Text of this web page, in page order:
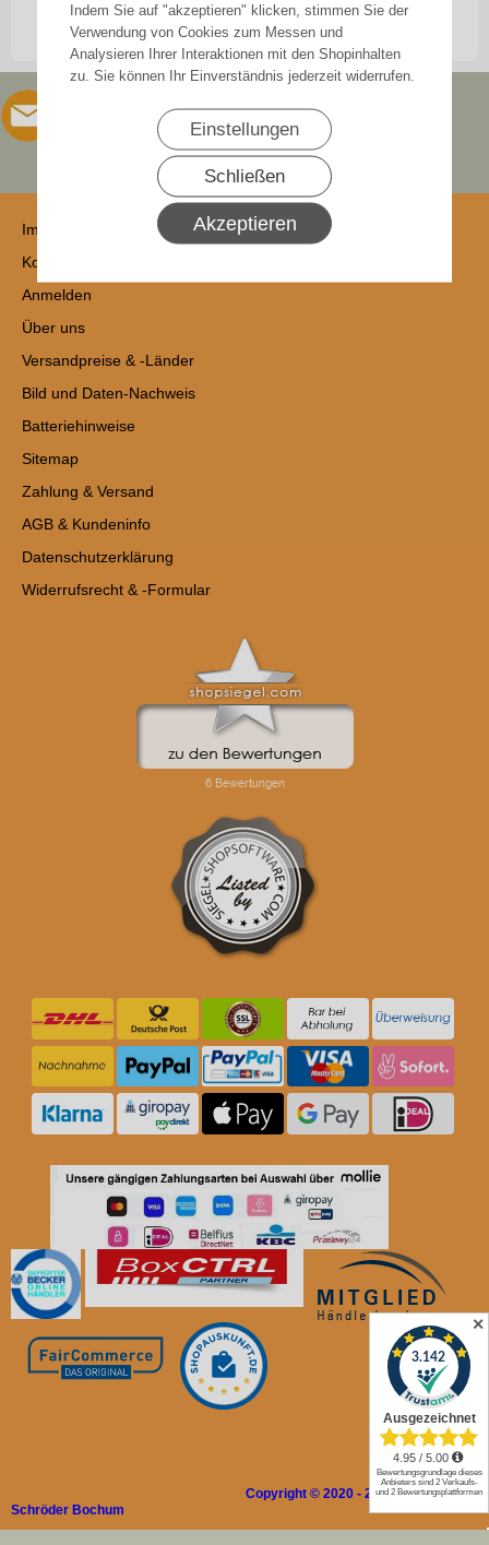
Indem Sie auf "akzeptieren" klicken, stimmen Sie der
Verwendung von Cookies zum Messen und
Analysieren Ihrer Interaktionen mit den Shopinhalten
zu. Sie können Ihr Einverständnis jederzeit widerrufen.
Einstellungen
Schließen
Akzeptieren
inkl. 19% MwSt.zzgl. Versand
ab 48,90€
Impressum
Kontakt
Anmelden
Über uns
Versandpreise & -Länder
Bild und Daten-Nachweis
Batteriehinweise
Sitemap
Zahlung & Versand
AGB & Kundeninfo
Datenschutzerklärung
Widerrufsrecht & -Formular
Copyright © 2020 - 2026 Rolladen
Schröder Bochum
✕